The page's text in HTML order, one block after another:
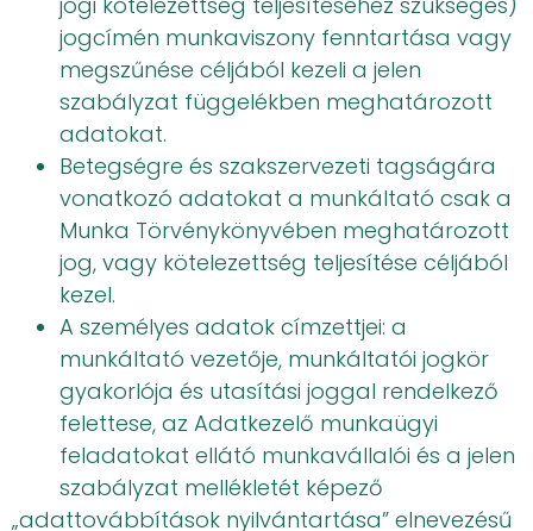
jogcímén munkaviszony fenntartása vagy
megszűnése céljából kezeli a jelen
szabályzat függelékben meghatározott
adatokat.
Betegségre és szakszervezeti tagságára
vonatkozó adatokat a munkáltató csak a
Munka Törvénykönyvében meghatározott
jog, vagy kötelezettség teljesítése céljából
kezel.
A személyes adatok címzettjei: a
munkáltató vezetője, munkáltatói jogkör
gyakorlója és utasítási joggal rendelkező
felettese, az Adatkezelő munkaügyi
feladatokat ellátó munkavállalói és a jelen
szabályzat mellékletét képező
„adattovábbítások nyilvántartása” elnevezésű